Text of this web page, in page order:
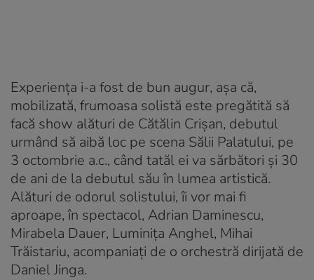
Experiența i-a fost de bun augur, așa că,
mobilizată, frumoasa solistă este pregătită să
facă show alături de Cătălin Crișan, debutul
urmând să aibă loc pe scena Sălii Palatului, pe
3 octombrie a.c., când tatăl ei va sărbători și 30
de ani de la debutul său în lumea artistică.
Alături de odorul solistului, îi vor mai fi
aproape, în spectacol, Adrian Daminescu,
Mirabela Dauer, Luminița Anghel, Mihai
Trăistariu, acompaniați de o orchestră dirijată de
Daniel Jinga.